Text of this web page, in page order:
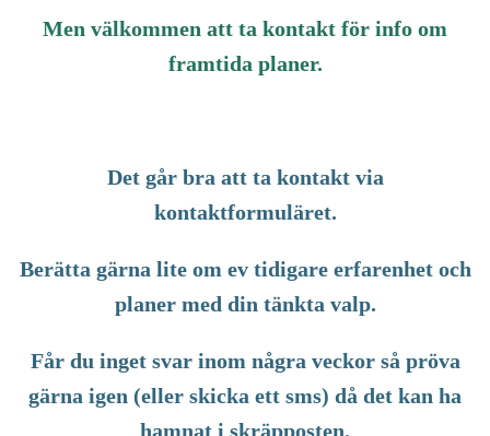
Men välkommen att ta kontakt för info om
framtida planer.
Det går bra att ta kontakt via
kontaktformuläret.
Berätta gärna lite om ev tidigare erfarenhet och
planer med din tänkta valp.
Får du inget svar inom några veckor så pröva
gärna igen (eller skicka ett sms) då det kan ha
hamnat i skräpposten.